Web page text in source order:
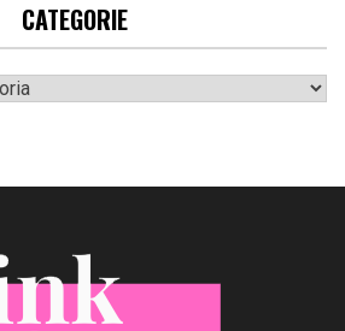
CATEGORIE